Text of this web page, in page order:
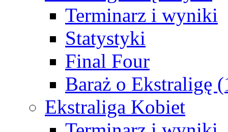
Terminarz i wyniki
Statystyki
Final Four
Baraż o Ekstraligę
Ekstraliga Kobiet